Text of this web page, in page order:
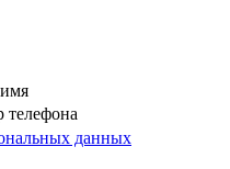
телефона
данных